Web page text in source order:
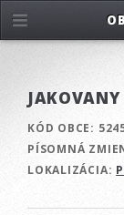
JAKOVANY
KÓD OBCE:
PÍSOMNÁ
LOKALIZÁCIA: